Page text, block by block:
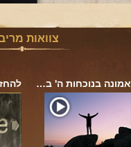
צוואות
אמונה בנוכחות ה' ב…